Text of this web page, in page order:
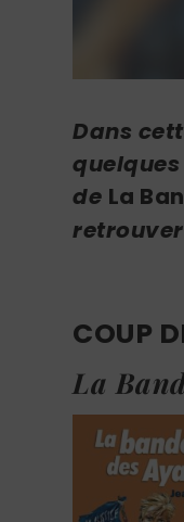
Dans
de La
COUP
La